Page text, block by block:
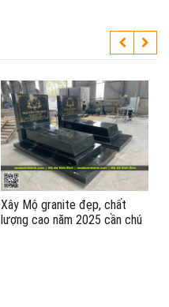
Xây Mộ granite đẹp, chất
lượng cao năm 2025 cần chú